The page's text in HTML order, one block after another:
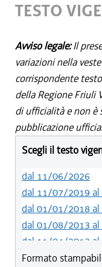
TESTO
Avviso legale:Il
variazioni nella
corrispondente
della Regione Friuli
di ufficialità e non
pubblicazione
Scegli il testo
dal 11/06/2026
dal 11/07/2019
dal 01/01/2018
dal 01/08/2013
dal 11/04/2013
dal 01/01/2012 al
Formato